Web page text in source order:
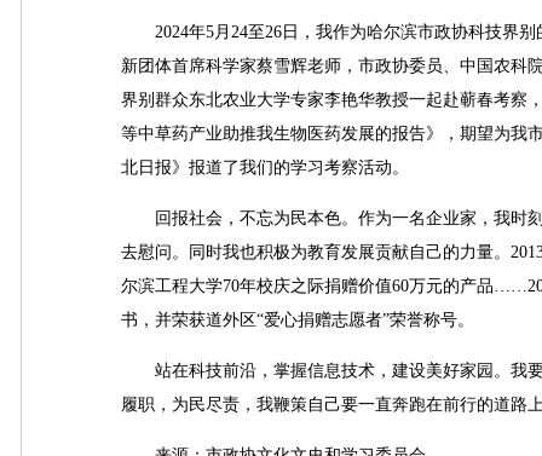
2024年5月24至26日，我作为哈尔滨市政协科技界别
新团体首席科学家蔡雪辉老师，市政协委员、中国农科
界别群众东北农业大学专家李艳华教授一起赴蕲春考察
等中草药产业助推我生物医药发展的报告》，期望为我
北日报》报道了我们的学习考察活动。
回报社会，不忘为民本色。作为一名企业家，我时
去慰问。同时我也积极为教育发展贡献自己的力量。
尔滨工程大学70年校庆之际捐赠价值60万元的产品
书，并荣获道外区“爱心捐赠志愿者”荣誉称号。
站在科技前沿，掌握信息技术，建设美好家园。我
履职，为民尽责，我鞭策自己要一直奔跑在前行的道路